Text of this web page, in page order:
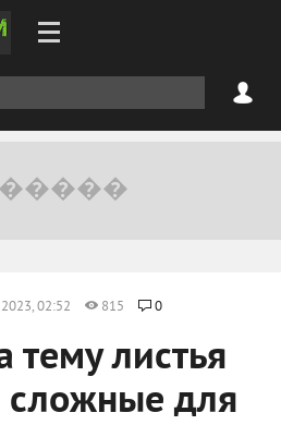
02:52 815 0
тему листья
сложные для